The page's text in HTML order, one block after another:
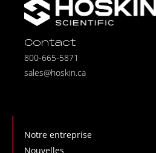
Contact
800-665-5871
sales@hoskin.ca
Notre entreprise
Nouvelles